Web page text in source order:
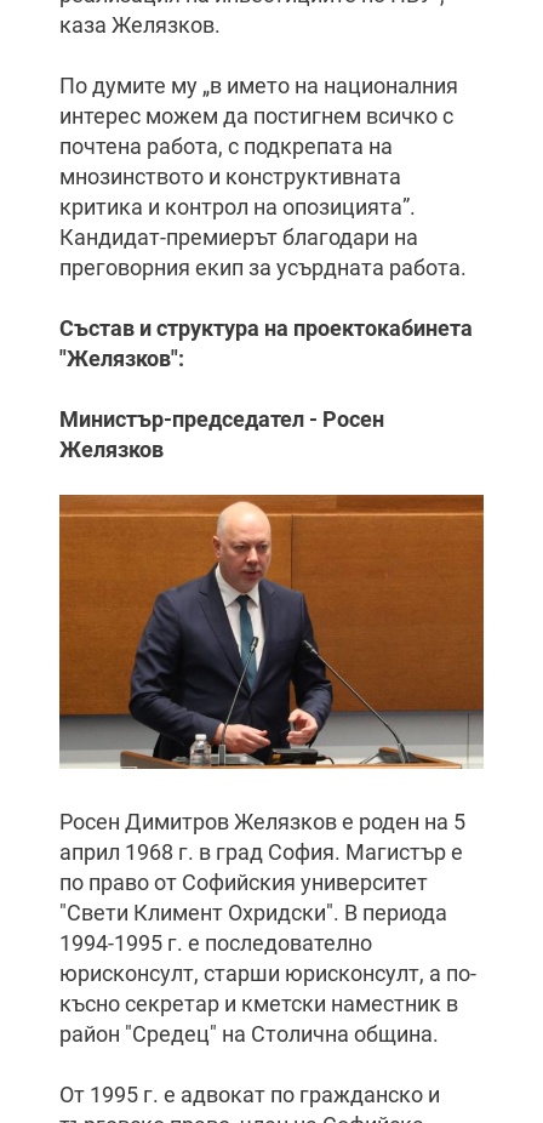
каза Желязков.
По думите му „в името на националния
интерес можем да постигнем всичко с
почтена работа, с подкрепата на
мнозинството и конструктивната
критика и контрол на опозицията”.
Кандидат-премиерът благодари на
преговорния екип за усърдната работа.
Състав и структура на проектокабинета
"Желязков":
Министър-председател - Росен
Желязков
Росен Димитров Желязков е роден на 5
април 1968 г. в град София. Магистър е
по право от Софийския университет
"Свети Климент Охридски". В периода
1994-1995 г. е последователно
юрисконсулт, старши юрисконсулт, а по-
късно секретар и кметски наместник в
район "Средец" на Столична община.
От 1995 г. е адвокат по гражданско и